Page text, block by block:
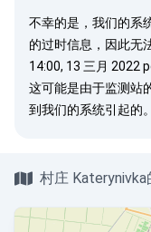
不幸的是，我们的系
的过时信息，因此无
14:00, 13 三月 2022
这可能是由于监测站
到我们的系统引起的。
村庄